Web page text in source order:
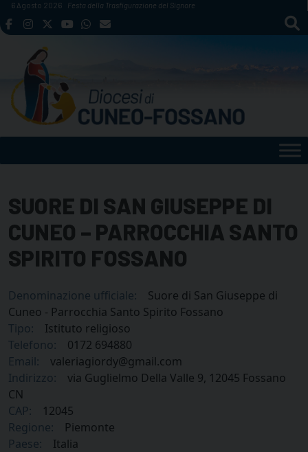
Skip
to
6 Agosto 2026 Festa della Trasfigurazione del Signore
SUORE DI SAN GIUSEPPE DI
CUNEO – PARROCCHIA SANTO
SPIRITO FOSSANO
Denominazione ufficiale:
Suore di San Giuseppe di
Cuneo - Parrocchia Santo Spirito Fossano
Tipo:
Istituto religioso
Telefono:
0172 694880
Email:
valeriagiordy@gmail.com
Indirizzo:
via Guglielmo Della Valle 9, 12045 Fossano
CN
CAP:
12045
Regione:
Piemonte
Paese:
Italia